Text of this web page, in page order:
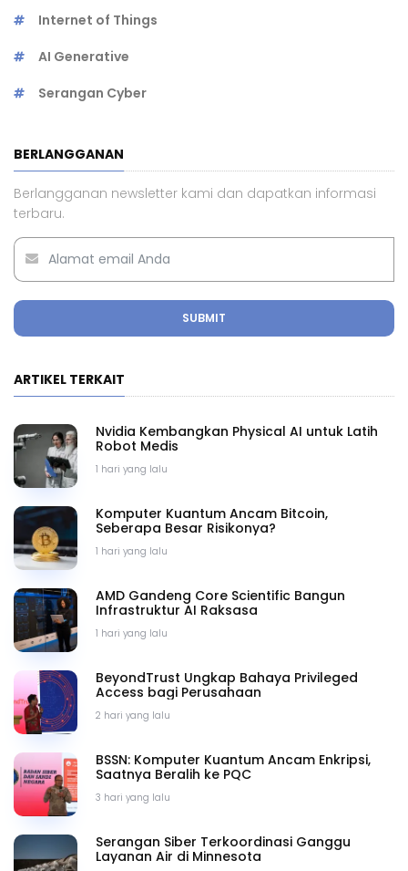
Internet of Things
AI Generative
Serangan Cyber
BERLANGGANAN
Berlangganan newsletter kami dan dapatkan informasi
terbaru.
SUBMIT
ARTIKEL TERKAIT
1 hari yang lalu
Nvidia Kembangkan Physical AI untuk Latih
Robot Medis
1 hari yang lalu
Komputer Kuantum Ancam Bitcoin,
Seberapa Besar Risikonya?
1 hari yang lalu
AMD Gandeng Core Scientific Bangun
Infrastruktur AI Raksasa
2 hari yang lalu
BeyondTrust Ungkap Bahaya Privileged
Access bagi Perusahaan
3 hari yang lalu
BSSN: Komputer Kuantum Ancam Enkripsi,
Saatnya Beralih ke PQC
Serangan Siber Terkoordinasi Ganggu
Layanan Air di Minnesota